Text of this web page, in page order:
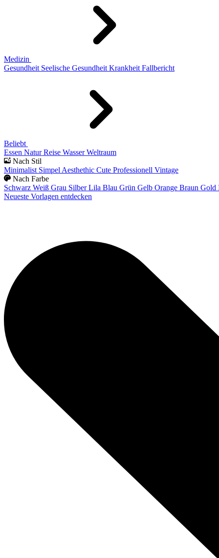
Medizin
Gesundheit Seelische Gesundheit Krankheit Fallbericht
Beliebt
Essen Natur Reise Wasser Weltraum
Nach Stil
Minimalist Simpel Aesthethic Cute Professionell Vintage
Nach Farbe
Schwarz Weiß Grau Silber Lila Blau Grün Gelb Orange Braun Gold
Neueste Vorlagen entdecken